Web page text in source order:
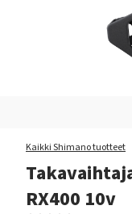
Kaikki Shimano tuotteet
RX400 10v